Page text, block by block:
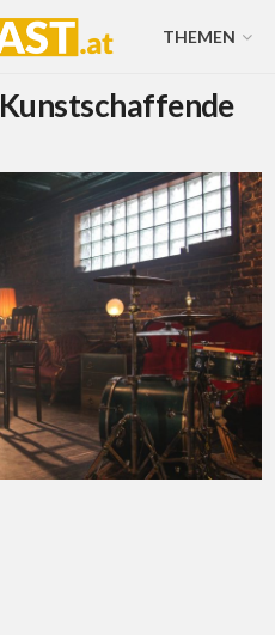
THEMEN
Kunstschaffende